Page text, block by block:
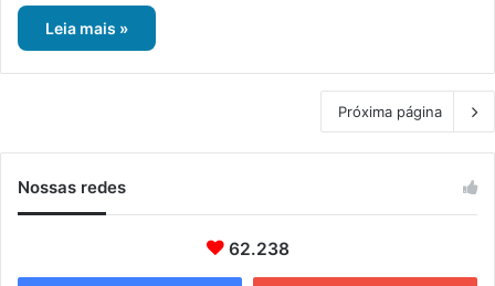
Leia mais »
Próxima página
Nossas redes
62.238